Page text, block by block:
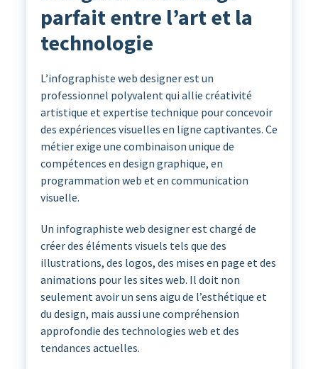
parfait entre l’art et la
technologie
L’infographiste web designer est un
professionnel polyvalent qui allie créativité
artistique et expertise technique pour concevoir
des expériences visuelles en ligne captivantes. Ce
métier exige une combinaison unique de
compétences en design graphique, en
programmation web et en communication
visuelle.
Un infographiste web designer est chargé de
créer des éléments visuels tels que des
illustrations, des logos, des mises en page et des
animations pour les sites web. Il doit non
seulement avoir un sens aigu de l’esthétique et
du design, mais aussi une compréhension
approfondie des technologies web et des
tendances actuelles.